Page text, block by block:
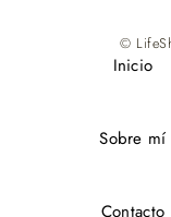
©
Inicio
Sobre mí
Contacto